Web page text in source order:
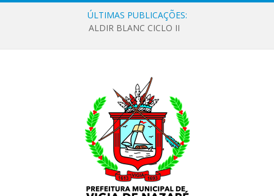
ÚLTIMAS PUBLICAÇÕES:
ALDIR BLANC CICLO II